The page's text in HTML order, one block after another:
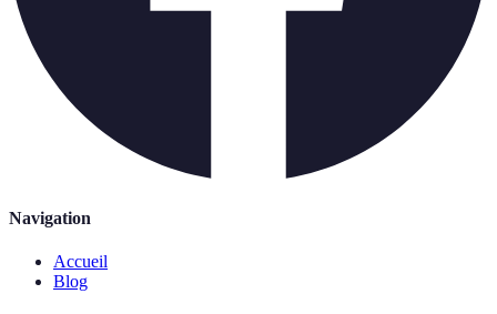
Navigation
Accueil
Blog